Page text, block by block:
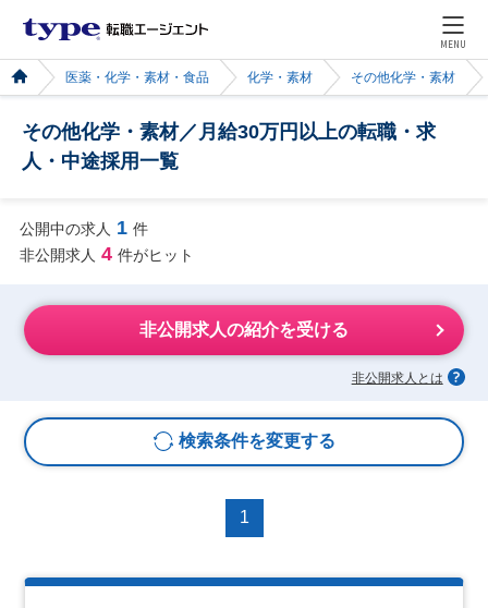
MENU
医薬・化学・素材・食品 化学・素材 その他化学・素材
その他化学・素材／月給30万円以上の転職・求
人・中途採用一覧
公開中の求人 1 件
非公開求人 4 件がヒット
非公開求人の紹介を受ける
非公開求人とは
検索条件を変更する
1